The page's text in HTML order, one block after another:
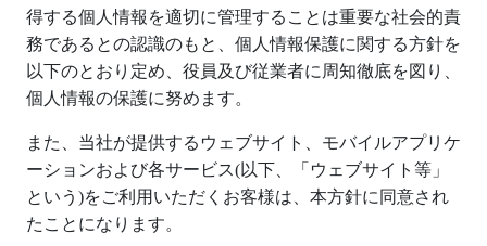
得する個人情報を適切に管理することは重要な社会的責
務であるとの認識のもと、個人情報保護に関する方針を
以下のとおり定め、役員及び従業者に周知徹底を図り、
個人情報の保護に努めます。
また、当社が提供するウェブサイト、モバイルアプリケ
ーションおよび各サービス(以下、「ウェブサイト等」
という )をご利用いただくお客様は、本方針に同意され
たことになります。